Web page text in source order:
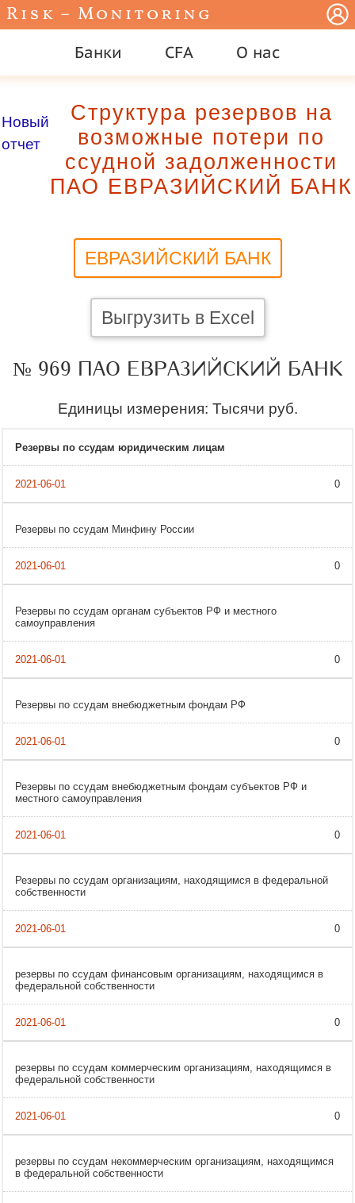
Risk – Monitoring
Банки CFA О нас
Новый
отчет
Структура резервов на
возможные потери по
ссудной задолженности
ПАО ЕВРАЗИЙСКИЙ БАНК
ЕВРАЗИЙСКИЙ БАНК
Выгрузить в Excel
№ 969 ПАО ЕВРАЗИЙСКИЙ БАНК
Единицы измерения: Тысячи руб.
Резервы по ссудам юридическим лицам
0
Резервы по ссудам Минфину России
0
Резервы по ссудам органам субъектов РФ и местного
самоуправления
0
Резервы по ссудам внебюджетным фондам РФ
0
Резервы по ссудам внебюджетным фондам субъектов РФ и
местного самоуправления
0
Резервы по ссудам организациям, находящимся в федеральной
собственности
0
резервы по ссудам финансовым организациям, находящимся в
федеральной собственности
0
резервы по ссудам коммерческим организациям, находящимся в
федеральной собственности
0
резервы по ссудам некоммерческим организациям, находящимся
в федеральной собственности